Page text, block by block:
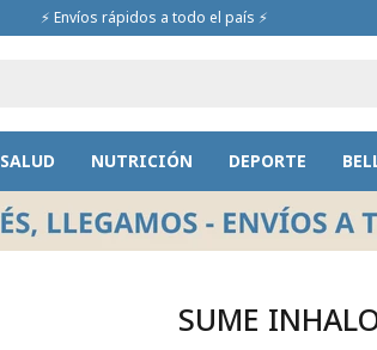
SALUD NUTRICIÓN DEPORTE
⚡ Envíos rápidos a todo el país ⚡
SUME